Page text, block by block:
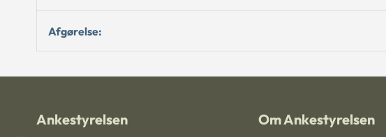
Afgørelse:
Ankestyrelsen Om Ankestyrelsen